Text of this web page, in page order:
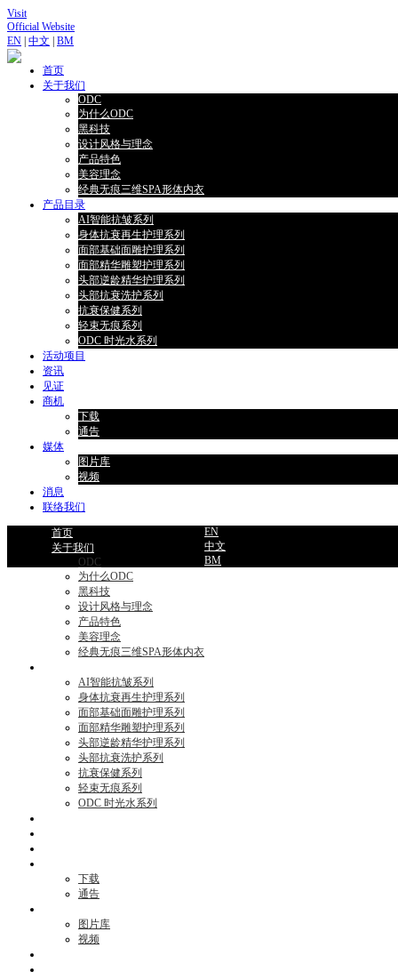
Visit
Official Website
EN 中文 BM
首页
关于我们
ODC
为什么ODC
黑科技
设计风格与理念
产品特色
美容理念
经典无痕三维SPA形体内衣
产品目录
AI智能抗皱系列
身体抗衰再生护理系列
面部基础面雕护理系列
面部精华雕塑护理系列
头部逆龄精华护理系列
头部抗衰洗护系列
抗衰保健系列
轻束无痕系列
ODC 时光水系列
活动项目
资讯
见证
商机
下载
通告
媒体
图片库
视频
消息
联络我们
首页
关于我们
ODC
为什么ODC
黑科技
设计风格与理念
产品特色
美容理念
经典无痕三维SPA形体内衣
AI智能抗皱系列
身体抗衰再生护理系列
面部基础面雕护理系列
面部精华雕塑护理系列
头部逆龄精华护理系列
头部抗衰洗护系列
抗衰保健系列
轻束无痕系列
ODC 时光水系列
下载
通告
图片库
视频
EN
中文
BM